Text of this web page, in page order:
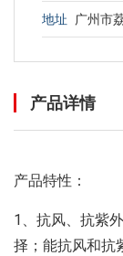
地址 广州市
产品详情
产品特性：
1、抗风、抗紫
择；能抗风和抗